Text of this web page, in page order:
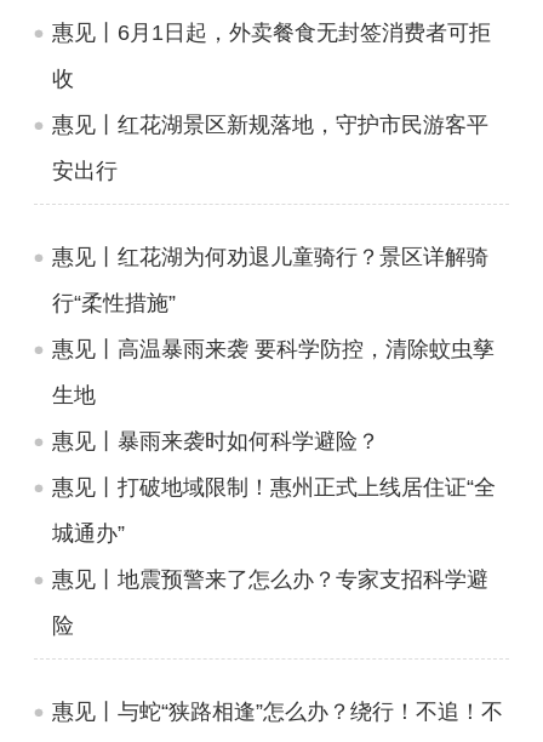
惠见丨6月1日起，外卖餐食无封签消费者可拒
收
惠见丨红花湖景区新规落地，守护市民游客平
安出行
惠见丨红花湖为何劝退儿童骑行？景区详解骑
行“柔性措施”
惠见丨高温暴雨来袭 要科学防控，清除蚊虫孳
生地
惠见丨暴雨来袭时如何科学避险？
惠见丨打破地域限制！惠州正式上线居住证“全
城通办”
惠见丨地震预警来了怎么办？专家支招科学避
险
惠见丨与蛇“狭路相逢”怎么办？绕行！不追！不